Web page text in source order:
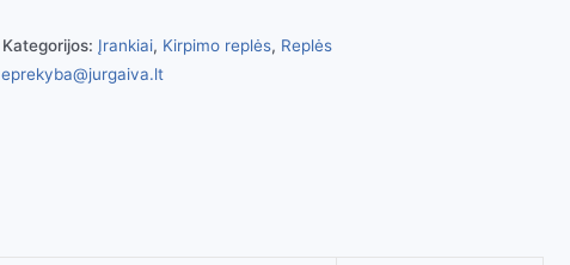
Kategorijos: Įrankiai, Kirpimo replės, Replės
eprekyba@jurgaiva.lt